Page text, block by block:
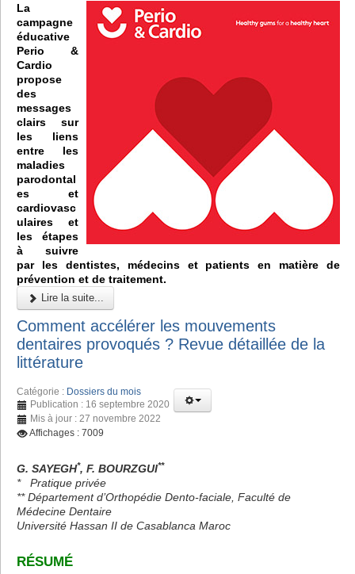
La
campagne
éducative
Perio &
Cardio
propose
des
messages
clairs sur
les liens
entre les
maladies
parodontal
es et
cardiovasc
ulaires et
les étapes
à suivre
par les dentistes, médecins et patients en matière de
prévention et de traitement.
Lire la suite...
Comment accélérer les mouvements
dentaires provoqués ? Revue détaillée de la
littérature
Catégorie : Dossiers du mois
Publication : 16 septembre 2020
Mis à jour : 27 novembre 2022
Affichages : 7009
G. SAYEGH*, F. BOURZGUI**
*
Pratique privée
** Département d’Orthopédie Dento-faciale, Faculté de
Médecine Dentaire
Université Hassan II de Casablanca Maroc
RÉSUMÉ